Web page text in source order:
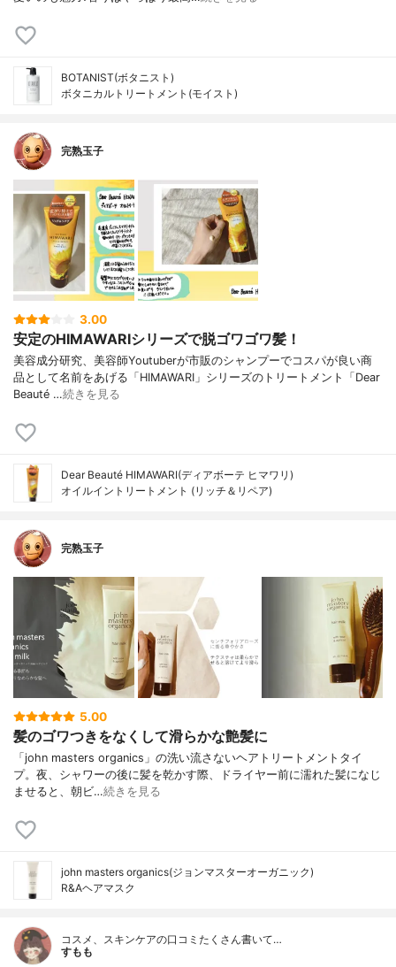
BOTANIST(ボタニスト)
ボタニカルトリートメント(モイスト)
完熟玉子
3.00
安定のHIMAWARIシリーズで脱ゴワゴワ髪！
美容成分研究、美容師Youtuberが市販のシャンプーでコスパが良い商
品として名前をあげる「HIMAWARI」シリーズのトリートメント「Dear
Beauté …続きを見る
Dear Beauté HIMAWARI(ディアボーテ ヒマワリ)
オイルイントリートメント (リッチ＆リペア)
完熟玉子
5.00
髪のゴワつきをなくして滑らかな艶髪に
「john masters organics」の洗い流さないヘアトリートメントタイ
プ。夜、シャワーの後に髪を乾かす際、ドライヤー前に濡れた髪になじ
ませると、朝ビ…続きを見る
john masters organics(ジョンマスターオーガニック)
R&Aヘアマスク
コスメ、スキンケアの口コミたくさん書いて…
すもも